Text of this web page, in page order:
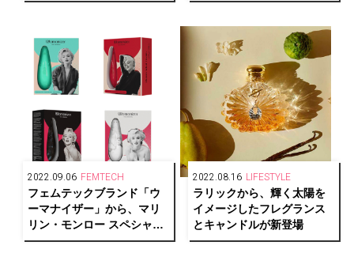
2022.09.06 FEMTECH
フェムテックブランド「ウ
ーマナイザー」から、マリ
リン・モンロー スペシャル
エディションが4色展開で発
2022.08.16 LIFESTYLE
ラリックから、輝く太陽を
イメージしたフレグランス
とキャンドルが新登場